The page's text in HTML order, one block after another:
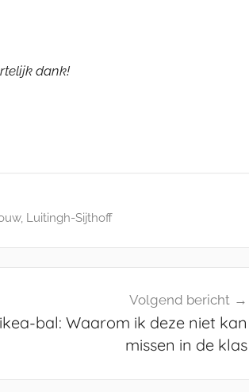
dank!
, Luitingh-Sijthoff
Volgend bericht
bal: Waarom ik deze niet kan
missen in de klas